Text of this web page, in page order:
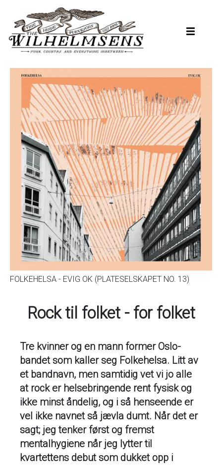
hovedinnhold
FOLKEHELSA - EVIG OK (PLATESELSKAPET NO. 13)
Rock til folket - for folket
Tre kvinner og en mann former Oslo-
bandet som kaller seg Folkehelsa. Litt av
et bandnavn, men samtidig vet vi jo alle
at rock er helsebringende rent fysisk og
ikke minst åndelig, og i så henseende er
vel ikke navnet så jævla dumt. Når det er
sagt; jeg tenker først og fremst
mentalhygiene når jeg lytter til
kvartettens debut som dukket opp i